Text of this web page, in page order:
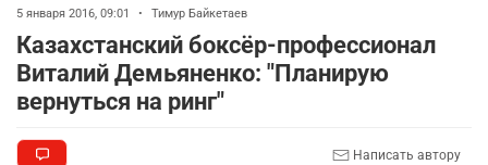
5 января 2016, 09:01 • Тимур Байкетаев
Казахстанский боксёр-профессионал
Виталий Демьяненко: "Планирую
вернуться на ринг"
Написать автору